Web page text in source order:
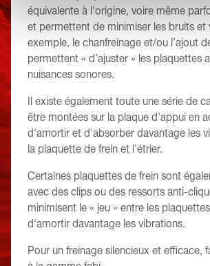
équivalente à l'origine, voire même
et permettent de minimiser les bruits et
exemple, le chanfreinage et/ou l’ajout
permettent « d’ajuster » les plaquettes
nuisances sonores.
Il existe également toute une série de
être montées sur la plaque d'appui en
d'amortir et d'absorber davantage les
la plaquette de frein et l'étrier.
Certaines plaquettes de frein sont
avec des clips ou des ressorts anti-
minimisent le « jeu » entre les
d'amortir davantage les vibrations.
Pour un freinage silencieux et efficace,